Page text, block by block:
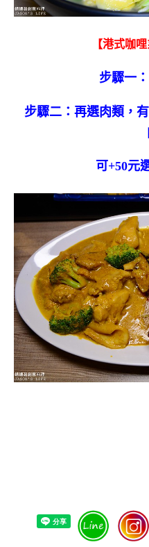
【港式咖
步驟一
步驟二：再選肉類，
可+50元